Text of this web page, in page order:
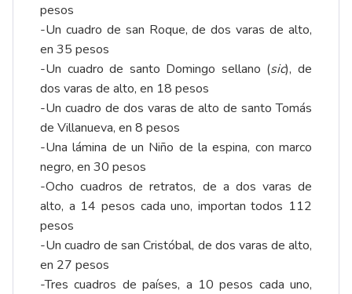
pesos
-Un cuadro de san Roque, de dos varas de alto,
en 35 pesos
-Un cuadro de santo Domingo sellano (sic), de
dos varas de alto, en 18 pesos
-Un cuadro de dos varas de alto de santo Tomás
de Villanueva, en 8 pesos
-Una lámina de un Niño de la espina, con marco
negro, en 30 pesos
-Ocho cuadros de retratos, de a dos varas de
alto, a 14 pesos cada uno, importan todos 112
pesos
-Un cuadro de san Cristóbal, de dos varas de alto,
en 27 pesos
-Tres cuadros de países, a 10 pesos cada uno,